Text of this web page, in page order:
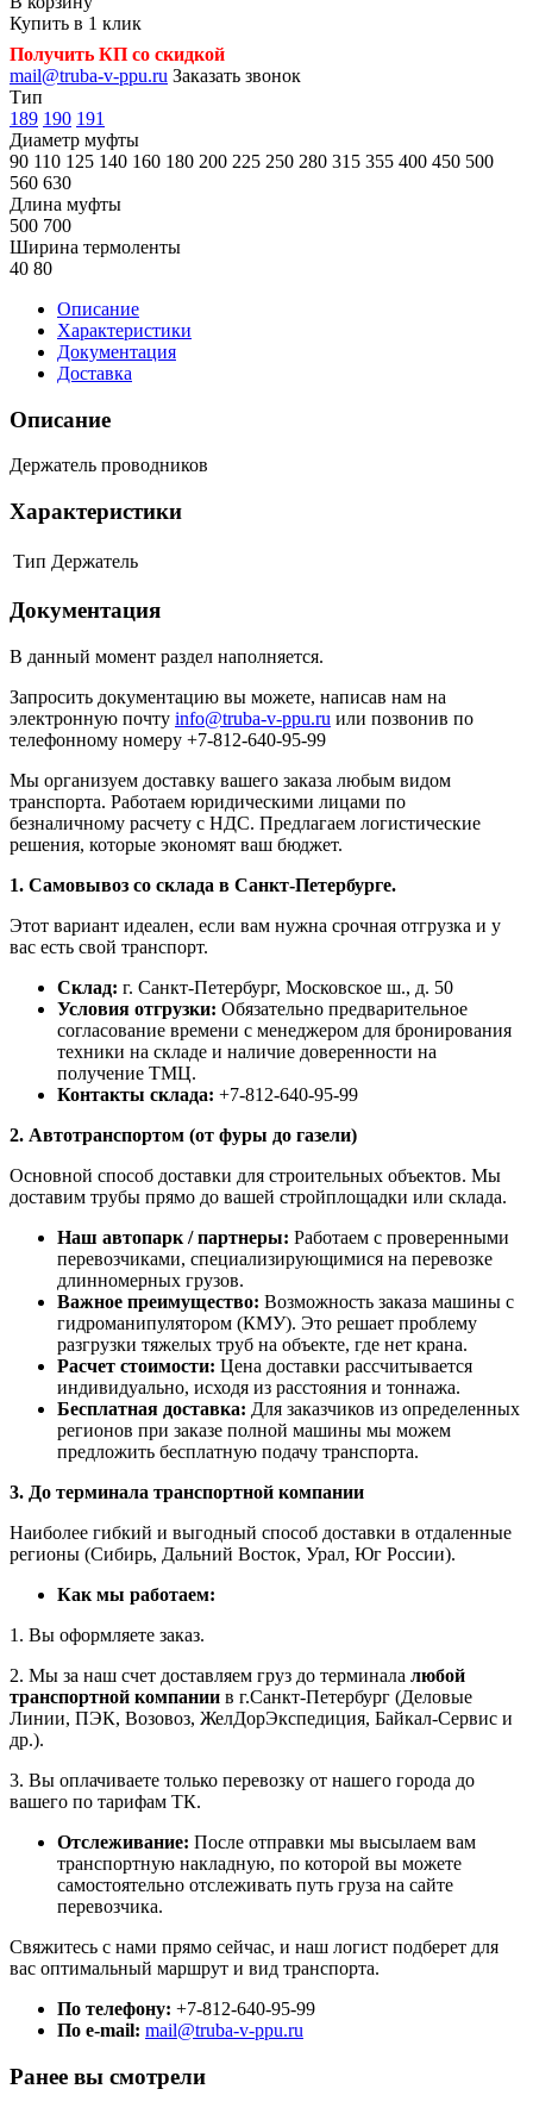
Купить в 1 клик
Получить КП со скидкой
mail@truba-v-ppu.ru Заказать звонок
Тип
189 190 191
Диаметр муфты
90 110 125 140 160 180 200 225 250 280 315 355 400 450 500
560 630
Длина муфты
500 700
Ширина термоленты
40 80
Описание
Характеристики
Документация
Доставка
Описание
Держатель проводников
Характеристики
Тип Держатель
Документация
В данный момент раздел наполняется.
Запросить документацию вы можете, написав нам на
электронную почту info@truba-v-ppu.ru или позвонив по
телефонному номеру +7-812-640-95-99
Мы организуем доставку вашего заказа любым видом
транспорта. Работаем юридическими лицами по
безналичному расчету с НДС. Предлагаем логистические
решения, которые экономят ваш бюджет.
1. Самовывоз со склада в Санкт-Петербурге.
Этот вариант идеален, если вам нужна срочная отгрузка и у
вас есть свой транспорт.
Склад: г. Санкт-Петербург, Московское ш., д. 50
Условия отгрузки: Обязательно предварительное
согласование времени с менеджером для бронирования
техники на складе и наличие доверенности на
получение ТМЦ.
Контакты склада: +7-812-640-95-99
2. Автотранспортом (от фуры до газели)
Основной способ доставки для строительных объектов. Мы
доставим трубы прямо до вашей стройплощадки или склада.
Наш автопарк / партнеры: Работаем с проверенными
перевозчиками, специализирующимися на перевозке
длинномерных грузов.
Важное преимущество: Возможность заказа машины с
гидроманипулятором (КМУ). Это решает проблему
разгрузки тяжелых труб на объекте, где нет крана.
Расчет стоимости: Цена доставки рассчитывается
индивидуально, исходя из расстояния и тоннажа.
Бесплатная доставка: Для заказчиков из определенных
регионов при заказе полной машины мы можем
предложить бесплатную подачу транспорта.
3. До терминала транспортной компании
Наиболее гибкий и выгодный способ доставки в отдаленные
регионы (Сибирь, Дальний Восток, Урал, Юг России).
Как мы работаем:
1. Вы оформляете заказ.
2. Мы за наш счет доставляем груз до терминала любой
транспортной компании в г.Санкт-Петербург (Деловые
Линии, ПЭК, Возовоз, ЖелДорЭкспедиция, Байкал-Сервис и
др.).
3. Вы оплачиваете только перевозку от нашего города до
вашего по тарифам ТК.
Отслеживание: После отправки мы высылаем вам
транспортную накладную, по которой вы можете
самостоятельно отслеживать путь груза на сайте
перевозчика.
Свяжитесь с нами прямо сейчас, и наш логист подберет для
вас оптимальный маршрут и вид транспорта.
По телефону: +7-812-640-95-99
По e-mail: mail@truba-v-ppu.ru
Ранее вы смотрели